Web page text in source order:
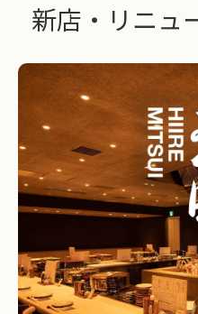
新店・リニュ